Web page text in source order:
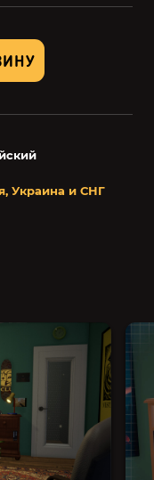
Украина и СНГ